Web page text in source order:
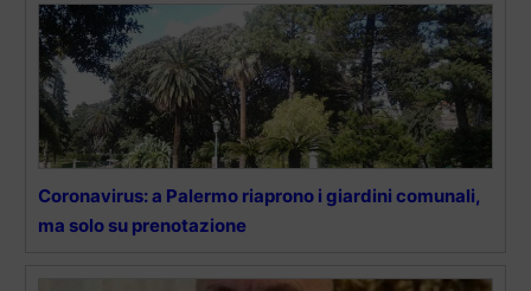
Coronavirus: a Palermo riaprono i giardini comunali,
ma solo su prenotazione